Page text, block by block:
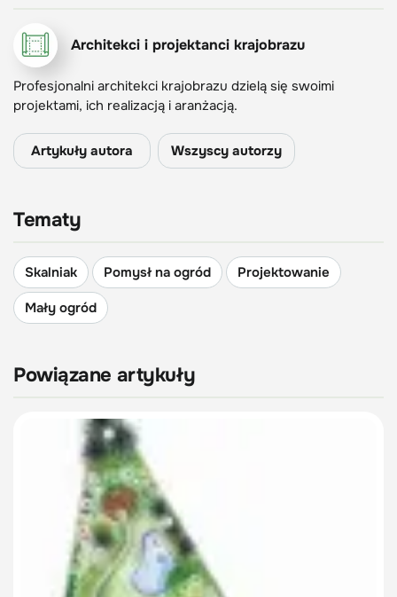
Architekci i projektanci krajobrazu
Profesjonalni architekci krajobrazu dzielą się swoimi
projektami, ich realizacją i aranżacją.
Artykuły autora Wszyscy autorzy
Tematy
Skalniak Pomysł na ogród
Projektowanie
Mały ogród
Powiązane artykuły